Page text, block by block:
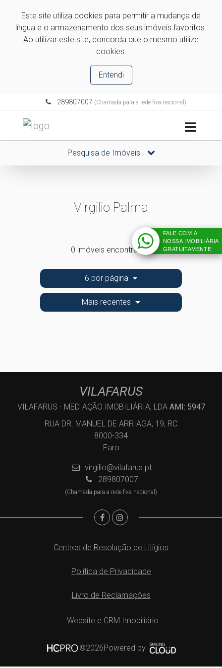
Este site utiliza cookies para permitir a mudança de
língua e o armazenamento dos seus imóveis favoritos.
Ao utilizar este site, concorda que o mesmo utilize
cookies.
Entendi
289807007 (Chamada para a rede fixa nacional)
Pesquisa de Imóveis
Virgilio Palma
0 imóveis encontrados
6 por página
Mais recentes
VILAFARUS
VILAFARUS - MEDIAÇÃO IMOBILIÁRIA, LDA AMI: 5947
RUA DR. MANUEL DE ARRIAGA, 19, RC
8000-334
Faro
virgilio@vilafarus.pt
289807007
(Chamada para a rede fixa nacional)
Centros de Resolução de Litígios
Política de Privacidade
Livro de Reclamações
Website e CRM Imobiliário
©2026Powered by
FALE COM A
NOSSA IMOBILIÁRIA
GRATUITAMENTE